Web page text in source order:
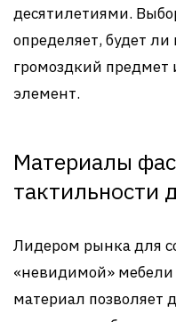
десятилетиями.
определяет, будет
громоздкий предмет
элемент.
Материалы
тактильности
Лидером рынка для
«невидимой»
материал позволяет